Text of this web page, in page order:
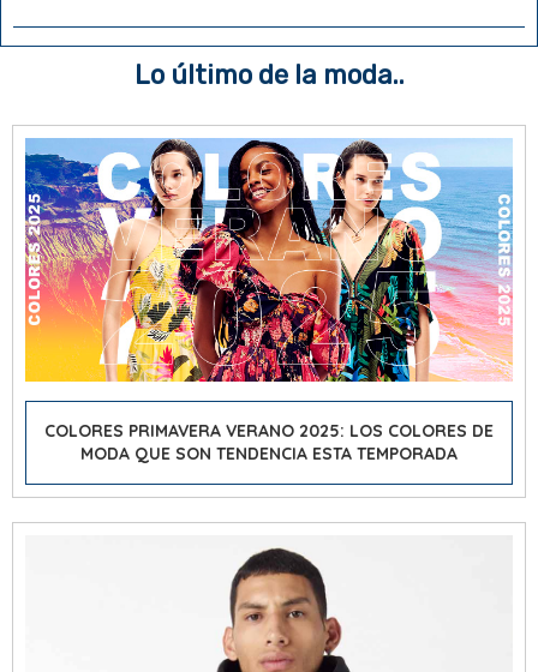
Lo último de la moda..
COLORES PRIMAVERA VERANO 2025: LOS COLORES DE
MODA QUE SON TENDENCIA ESTA TEMPORADA